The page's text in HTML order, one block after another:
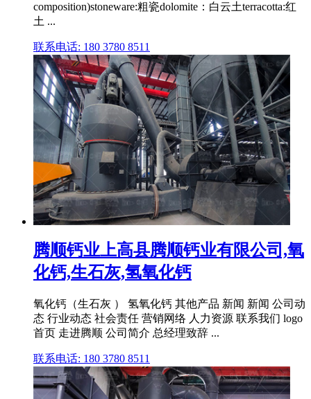
composition)stoneware:粗瓷dolomite：白云土terracotta:红
土 ...
联系电话: 180 3780 8511
腾顺钙业上高县腾顺钙业有限公司,氧
化钙,生石灰,氢氧化钙
氧化钙（生石灰 ） 氢氧化钙 其他产品 新闻 新闻 公司动
态 行业动态 社会责任 营销网络 人力资源 联系我们 logo
首页 走进腾顺 公司简介 总经理致辞 ...
联系电话: 180 3780 8511